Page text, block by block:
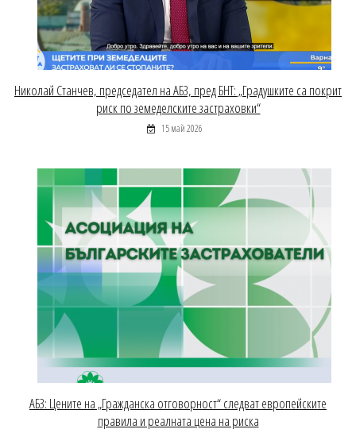
Николай Станчев, председател на АБЗ, пред БНТ: „Градушките са покрит
риск по земеделските застраховки“
15 май 2026
АБЗ: Цените на „Гражданска отговорност“ следват европейските
правила и реалната цена на риска